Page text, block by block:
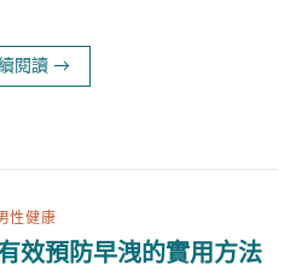
閱讀 →
性健康
效預防早洩的實用方法